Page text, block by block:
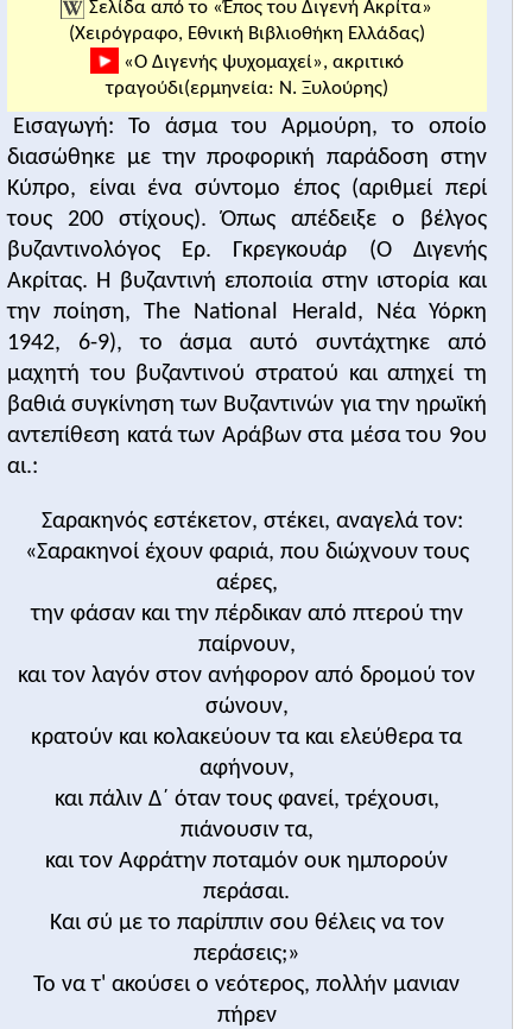
Σελίδα από το «Έπος του Διγενή Ακρίτα»
(Χειρόγραφο, Εθνική Βιβλιοθήκη Ελλάδας)
«Ο Διγενής ψυχομαχεί», ακριτικό
τραγούδι(ερμηνεία: Ν. Ξυλούρης)
Εισαγωγή: Το άσμα του Αρμούρη, το οποίο
διασώθηκε με την προφορική παράδοση στην
Κύπρο, είναι ένα σύντομο έπος (αριθμεί περί
τους 200 στίχους). Όπως απέδειξε ο βέλγος
βυζαντινολόγος Ερ. Γκρεγκουάρ (Ο Διγενής
Ακρίτας. Η βυζαντινή εποποιία στην ιστορία και
την ποίηση, The National Herald, Νέα Υόρκη
1942, 6-9), το άσμα αυτό συντάχτηκε από
μαχητή του βυζαντινού στρατού και απηχεί τη
βαθιά συγκίνηση των Βυζαντινών για την ηρωϊκή
αντεπίθεση κατά των Αράβων στα μέσα του 9ου
αι.:
Σαρακηνός εστέκετον, στέκει, αναγελά τον:
«Σαρακηνοί έχουν φαριά, που διώχνουν τους
αέρες,
την φάσαν και την πέρδικαν από πτερού την
παίρνουν,
και τον λαγόν στον ανήφορον από δρομού τον
σώνουν,
κρατούν και κολακεύουν τα και ελεύθερα τα
αφήνουν,
και πάλιν Δ΄ όταν τους φανεί, τρέχουσι,
πιάνουσιν τα,
και τον Αφράτην ποταμόν ουκ ημπορούν
περάσαι.
Και σύ με το παρίππιν σου θέλεις να τον
περάσεις;»
Το να τ' ακούσει ο νεότερος, πολλήν μανιαν
πήρεν